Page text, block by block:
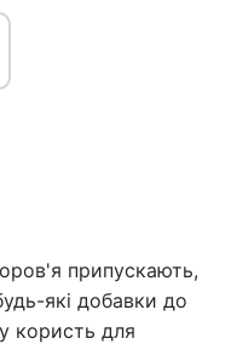
припускають,
які добавки до
користь для